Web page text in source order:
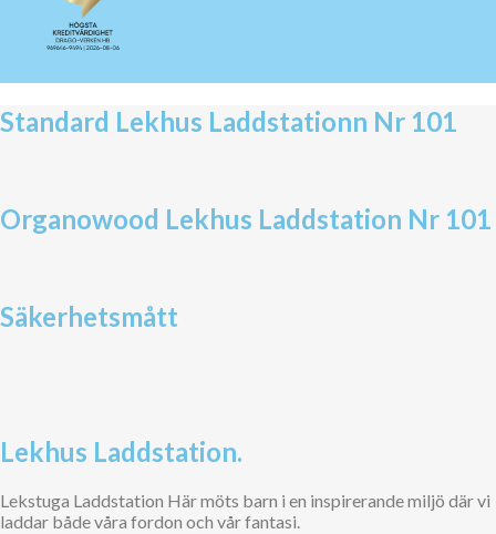
Standard Lekhus Laddstationn Nr 101
Organowood Lekhus Laddstation Nr 101
Säkerhetsmått
Lekhus Laddstation.
Lekstuga Laddstation Här möts barn i en inspirerande miljö där vi
laddar både våra fordon och vår fantasi.